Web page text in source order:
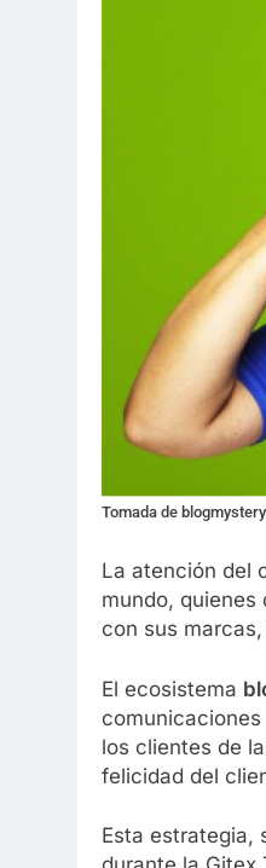
Tomada de
La atención del
mundo, quienes
con sus
El ecosistema
los clientes de
felicidad del
Esta estrategia,